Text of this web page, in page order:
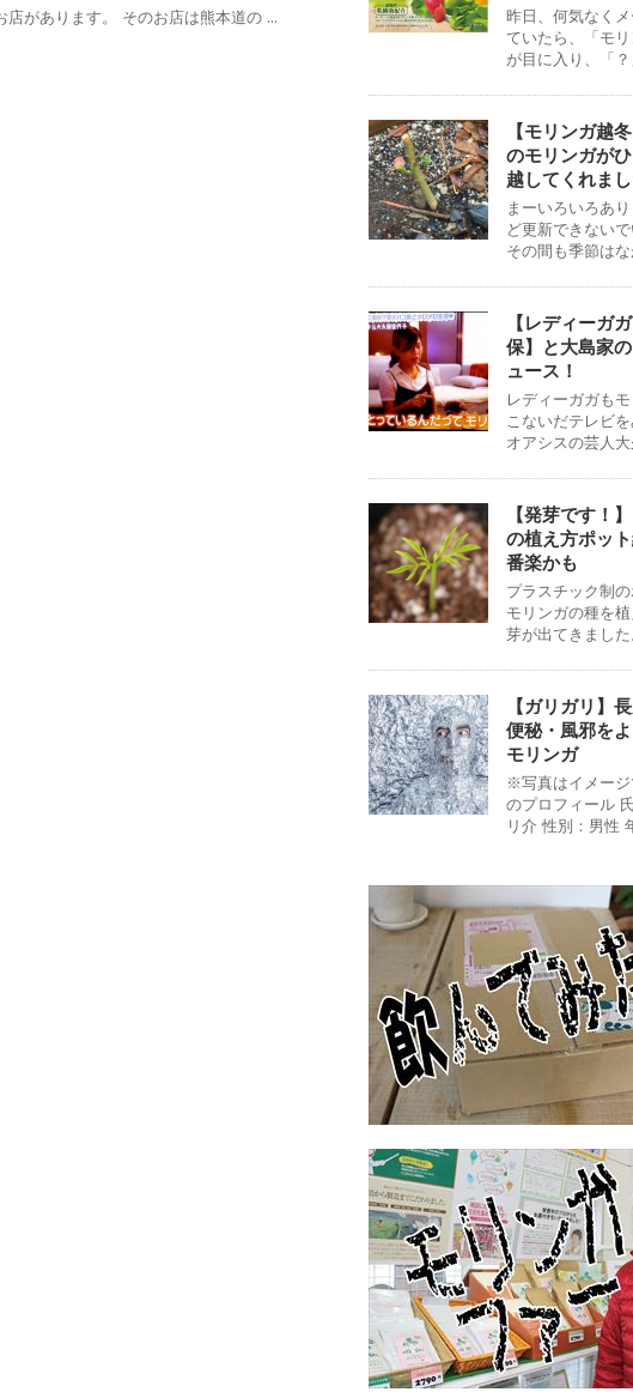
があります。 そのお店は熊本道の ...
昨日、何気なく
ていたら、「モ
が目に入り、「
【モリンガ越
のモリンガが
越してくれま
まーいろいろあ
ど更新できないで
その間も季節は
【レディーガ
保】と大島家
ュース！
レディーガガも
こないだテレビを
オアシスの芸人
【発芽です！
の植え方ポッ
番楽かも
プラスチック制
モリンガの種を
芽が出てきまし
【ガリガリ】
便秘・風邪を
モリンガ
※写真はイメージ
のプロフィール
リ介 性別：男性